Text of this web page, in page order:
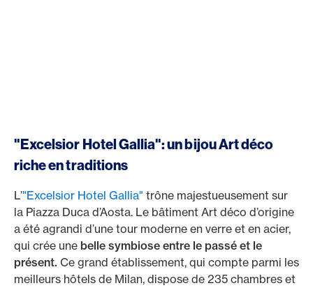
"Excelsior Hotel Gallia": un bijou Art déco
riche en traditions
L’"Excelsior Hotel Gallia" trône majestueusement sur
la Piazza Duca d’Aosta. Le bâtiment Art déco d’origine
a été agrandi d’une tour moderne en verre et en acier,
qui crée une belle symbiose entre le passé et le
présent. Ce grand établissement, qui compte parmi les
meilleurs hôtels de Milan, dispose de 235 chambres et